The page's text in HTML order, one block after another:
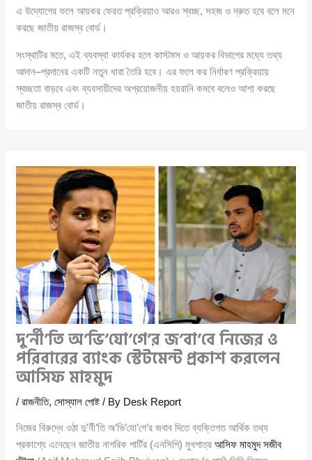
এ উদ্যোগের ফলে আয়কর ফেরত প্রক্রিয়াও আরও স্বচ্ছ, সহজ ও দ্রুত হবে বলে মনে
করছে জাতীয় রাজস্ব বোর্ড।
সংস্থাটির মতে, এই ব্যবস্থা কার্যকর হলে কাস্টমস ও আয়কর বিভাগের মধ্যে তথ্য
আদান–প্রদানের একটি নতুন ধারা তৈরি হবে। এর ফলে কর নির্ধারণ প্রক্রিয়ায়
স্বচ্ছতা বাড়বে এবং ব্যবসায়ীদের অপ্রয়োজনীয় হয়রানি কমবে বলেও আশা করছে
জাতীয় রাজস্ব বোর্ড।
দু’র্নী’তি অ’ভি’যো’গে’র জ’বা’বে নিজের ও
পরিবারের ব্যাংক স্টেটমেন্ট প্রকাশ করলেন
আসিফ মাহমুদ
/রাজনীতি,সোস্যাল পোষ্ট / By Desk Report
নিজের বিরুদ্ধে ওঠা দু’র্নী’তি অ’ভি’যো’গে’র জবাব দিতে ব্যক্তিগত আর্থিক তথ্য
প্রকাশ্যে এনেছেন জাতীয় নাগরিক পার্টির (এনসিপি) মুখপাত্রআসিফ মাহমুদ সজীব